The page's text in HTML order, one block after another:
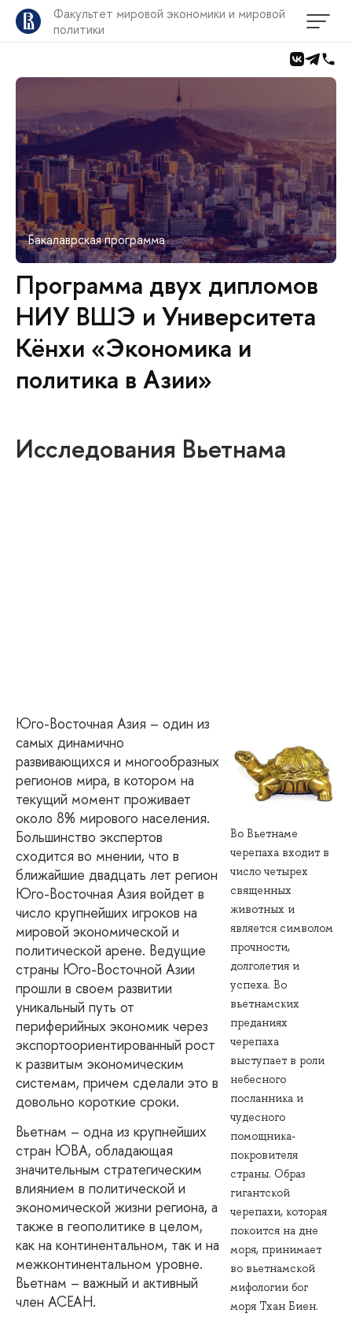
Факультет мировой экономики и мировой
политики
Бакалаврская программа
Программа двух дипломов
НИУ ВШЭ и Университета
Кёнхи «Экономика и
политика в Азии»
Исследования Вьетнама
Во Вьетнаме
черепаха входит в
число четырех
священных
животных и
является символом
прочности,
долголетия и
успеха. Во
вьетнамских
преданиях
черепаха
выступает в роли
небесного
посланника и
чудесного
помощника-
покровителя
страны. Образ
гигантской
черепахи, которая
покоится на дне
моря, принимает
во вьетнамской
мифологии бог
моря Тхан Биен.
Юго-Восточная Азия – один из
самых динамично
развивающихся и многообразных
регионов мира, в котором на
текущий момент проживает
около 8% мирового населения.
Большинство экспертов
сходится во мнении, что в
ближайшие двадцать лет регион
Юго-Восточная Азия войдет в
число крупнейших игроков на
мировой экономической и
политической арене. Ведущие
страны Юго-Восточной Азии
прошли в своем развитии
уникальный путь от
периферийных экономик через
экспортоориентированный рост
к развитым экономическим
системам, причем сделали это в
довольно короткие сроки.
Вьетнам – одна из крупнейших
стран ЮВА, обладающая
значительным стратегическим
влиянием в политической и
экономической жизни региона, а
также в геополитике в целом,
как на континентальном, так и на
межконтинентальном уровне.
Вьетнам – важный и активный
член АСЕАН.